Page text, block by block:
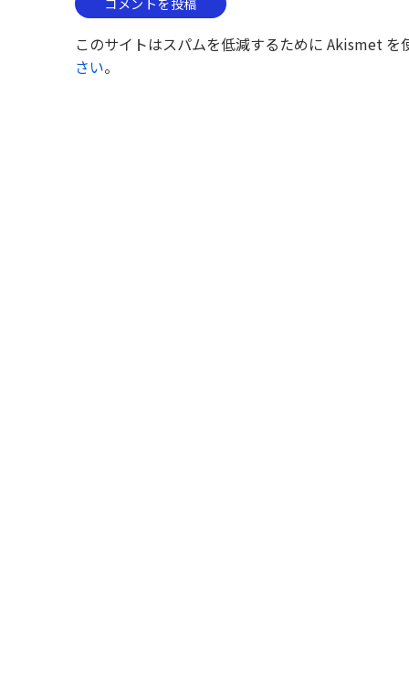
このサイトはスパムを低減するために Akismet を
さい。